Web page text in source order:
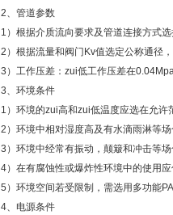
2、管道参数
1）根据介质流向要求及管道连接方式选
2）根据流量和阀门Kv值选定公称通径
3）工作压差：zui低工作压差在
3、环境条件
1）环境的zui高和zui低温度应选在允许
2）环境中相对湿度高及有水滴雨淋等场
3）环境中经常有振动，颠簸和冲击等
4）在有腐蚀性或爆炸性环境中的使用
5）环境空间若受限制，需选用多功能
4、电源条件